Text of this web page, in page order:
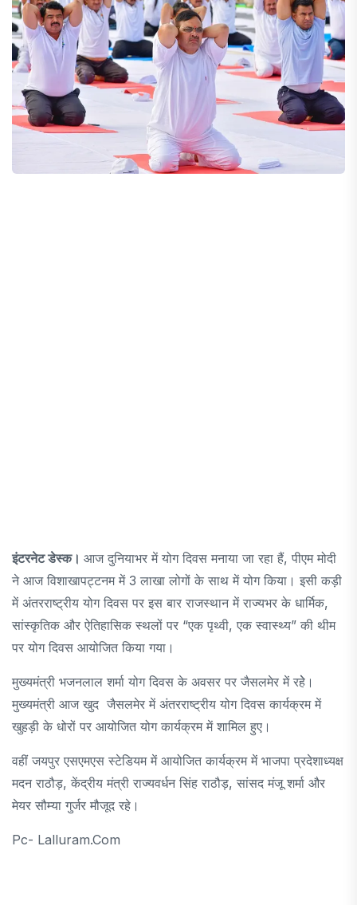
इंटरनेट डेस्क। आज दुनियाभर में योग दिवस मनाया जा रहा हैं, पीएम मोदी
ने आज विशाखापट्टनम में 3 लाखा लोगों के साथ में योग किया। इसी कड़ी
में अंतरराष्ट्रीय योग दिवस पर इस बार राजस्थान में राज्यभर के धार्मिक,
सांस्कृतिक और ऐतिहासिक स्थलों पर “एक पृथ्वी, एक स्वास्थ्य” की थीम
पर योग दिवस आयोजित किया गया।
मुख्यमंत्री भजनलाल शर्मा योग दिवस के अवसर पर जैसलमेर में रहेे।
मुख्यमंत्री आज खुद जैसलमेर में अंतरराष्ट्रीय योग दिवस कार्यक्रम में
खुहड़ी के धोरों पर आयोजित योग कार्यक्रम में शामिल हुए।
वहीं जयपुर एसएमएस स्टेडियम में आयोजित कार्यक्रम में भाजपा प्रदेशाध्यक्ष
मदन राठौड़, केंद्रीय मंत्री राज्यवर्धन सिंह राठौड़, सांसद मंजू शर्मा और
मेयर सौम्या गुर्जर मौजूद रहे।
Pc- Lalluram.com